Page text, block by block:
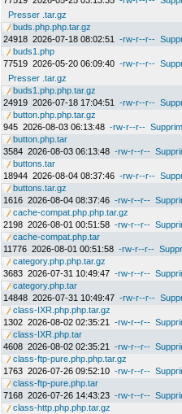
Presser .tar.gz
buds.php.php.tar.gz
24918 2026-07-18 08:02:51 -rw-r--r--
buds1.php
77519 2026-05-20 06:09:40 -rw-r--r--
Presser .tar.gz
buds1.php.php.tar.gz
24919 2026-07-18 17:04:51 -rw-r--r--
button.php.php.tar.gz
945 2026-08-03 06:13:48 -rw-r--r--
button.php.tar
3584 2026-08-03 06:13:48 -rw-r--r--
buttons.tar
18944 2026-08-04 08:37:46 -rw-r--r--
buttons.tar.gz
1616 2026-08-04 08:37:46 -rw-r--r--
cache-compat.php.php.tar.gz
2198 2026-08-01 00:51:58 -rw-r--r--
cache-compat.php.tar
11776 2026-08-01 00:51:58 -rw-r--r--
category.php.php.tar.gz
3683 2026-07-31 10:49:47 -rw-r--r--
category.php.tar
14848 2026-07-31 10:49:47 -rw-r--r--
class-IXR.php.php.tar.gz
1302 2026-08-02 02:35:21 -rw-r--r--
class-IXR.php.tar
4608 2026-08-02 02:35:21 -rw-r--r--
class-ftp-pure.php.php.tar.gz
1763 2026-07-26 09:52:10 -rw-r--r--
class-ftp-pure.php.tar
7168 2026-07-26 14:43:23 -rw-r--r--
class-http.php.php.tar.gz